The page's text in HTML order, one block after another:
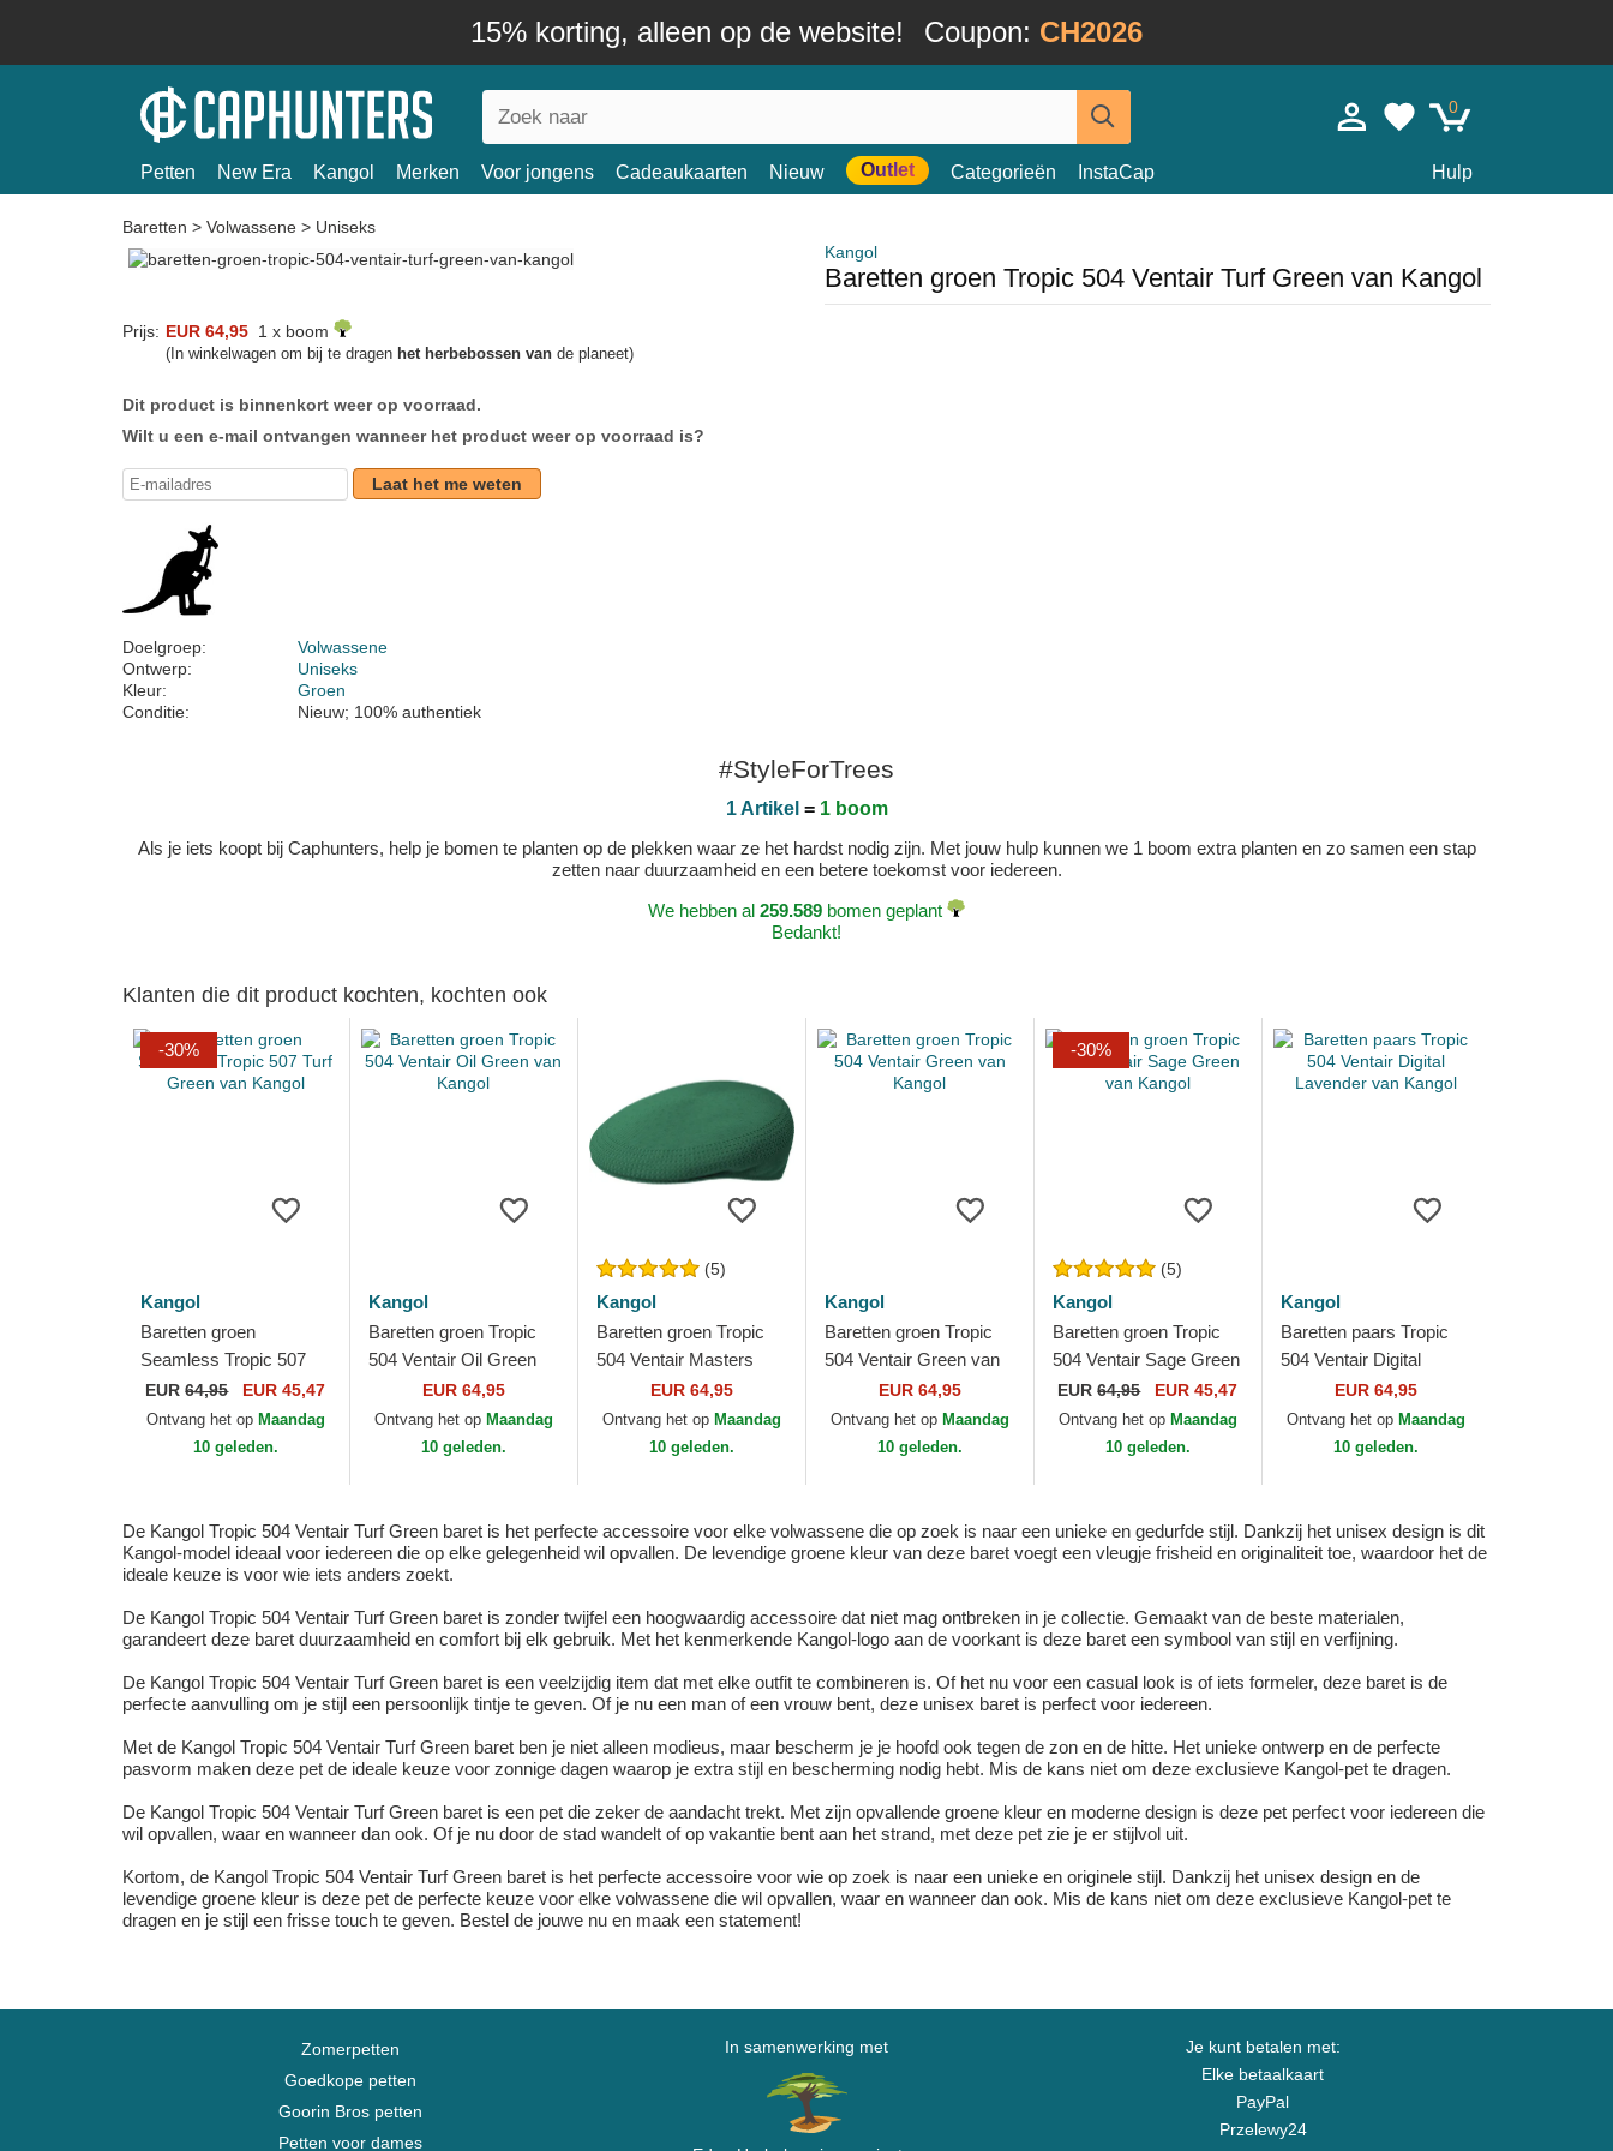
15% korting, alleen op de website! Coupon: CH2026
0
Petten New Era Kangol Merken Voor jongens Cadeaukaarten Nieuw Outlet Categorieën InstaCap Hulp
Baretten > Volwassene > Uniseks
Kangol
Baretten groen Tropic 504 Ventair Turf Green van Kangol
Prijs: EUR 64,95 1 x boom
(In winkelwagen om bij te dragen het herbebossen van de planeet)
Dit product is binnenkort weer op voorraad.
Wilt u een e-mail ontvangen wanneer het product weer op voorraad is?
Laat het me weten
Doelgroep:
Volwassene
Ontwerp:
Uniseks
Kleur:
Groen
Conditie:
Nieuw; 100% authentiek
#StyleForTrees
1 Artikel = 1 boom
Als je iets koopt bij Caphunters, help je bomen te planten op de plekken waar ze het hardst nodig zijn. Met jouw hulp kunnen we 1 boom extra planten en zo samen een stap
zetten naar duurzaamheid en een betere toekomst voor iedereen.
We hebben al 259.589 bomen geplant
Bedankt!
Klanten die dit product kochten, kochten ook
-30%
Kangol
Baretten groen
Seamless Tropic 507
Turf Green van Kangol
EUR64,95 EUR 45,47
Ontvang het op Maandag
10 geleden.
Kangol
Baretten groen Tropic
504 Ventair Oil Green
van KangolEUR 64,95
Ontvang het op Maandag
10 geleden.
(5)
Kangol
Baretten groen Tropic
504 Ventair Masters
Green van Kangol
EUR 64,95
Ontvang het op Maandag
10 geleden.
Kangol
Baretten groen Tropic
504 Ventair Green van
EUR 64,95
Ontvang het op Maandag
10 geleden.
-30%
(5)
Kangol
Baretten groen Tropic
504 Ventair Sage Green
van Kangol
EUR64,95 EUR 45,47
Ontvang het op Maandag
10 geleden.
Kangol
Baretten paars Tropic
504 Ventair Digital
Lavender van Kangol
EUR 64,95
Ontvang het op Maandag
10 geleden.
De Kangol Tropic 504 Ventair Turf Green baret is het perfecte accessoire voor elke volwassene die op zoek is naar een unieke en gedurfde stijl. Dankzij het unisex design is dit
Kangol-model ideaal voor iedereen die op elke gelegenheid wil opvallen. De levendige groene kleur van deze baret voegt een vleugje frisheid en originaliteit toe, waardoor het de
ideale keuze is voor wie iets anders zoekt.
De Kangol Tropic 504 Ventair Turf Green baret is zonder twijfel een hoogwaardig accessoire dat niet mag ontbreken in je collectie. Gemaakt van de beste materialen,
garandeert deze baret duurzaamheid en comfort bij elk gebruik. Met het kenmerkende Kangol-logo aan de voorkant is deze baret een symbool van stijl en verfijning.
De Kangol Tropic 504 Ventair Turf Green baret is een veelzijdig item dat met elke outfit te combineren is. Of het nu voor een casual look is of iets formeler, deze baret is de
perfecte aanvulling om je stijl een persoonlijk tintje te geven. Of je nu een man of een vrouw bent, deze unisex baret is perfect voor iedereen.
Met de Kangol Tropic 504 Ventair Turf Green baret ben je niet alleen modieus, maar bescherm je je hoofd ook tegen de zon en de hitte. Het unieke ontwerp en de perfecte
pasvorm maken deze pet de ideale keuze voor zonnige dagen waarop je extra stijl en bescherming nodig hebt. Mis de kans niet om deze exclusieve Kangol-pet te dragen.
De Kangol Tropic 504 Ventair Turf Green baret is een pet die zeker de aandacht trekt. Met zijn opvallende groene kleur en moderne design is deze pet perfect voor iedereen die
wil opvallen, waar en wanneer dan ook. Of je nu door de stad wandelt of op vakantie bent aan het strand, met deze pet zie je er stijlvol uit.
Kortom, de Kangol Tropic 504 Ventair Turf Green baret is het perfecte accessoire voor wie op zoek is naar een unieke en originele stijl. Dankzij het unisex design en de
levendige groene kleur is deze pet de perfecte keuze voor elke volwassene die wil opvallen, waar en wanneer dan ook. Mis de kans niet om deze exclusieve Kangol-pet te
dragen en je stijl een frisse touch te geven. Bestel de jouwe nu en maak een statement!
Zomerpetten
Goedkope petten
Goorin Bros petten
Petten voor dames
In samenwerking met
Je kunt betalen met:
Elke betaalkaart
PayPal
Przelewy24